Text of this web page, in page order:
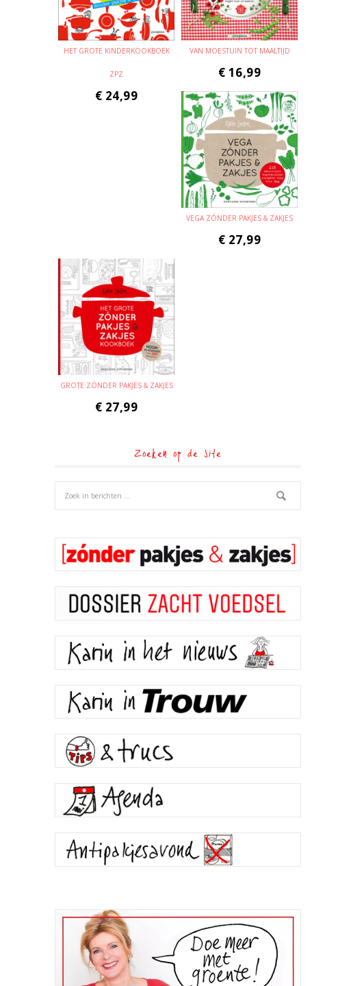
HET GROTE KINDERKOOKBOEK
ZPZ
€ 24,99
VAN MOESTUIN TOT MAALTIJD
€ 16,99
VEGA ZÓNDER PAKJES & ZAKJES
€ 27,99
GROTE ZÓNDER PAKJES & ZAKJES
€ 27,99
Zoeken op de site